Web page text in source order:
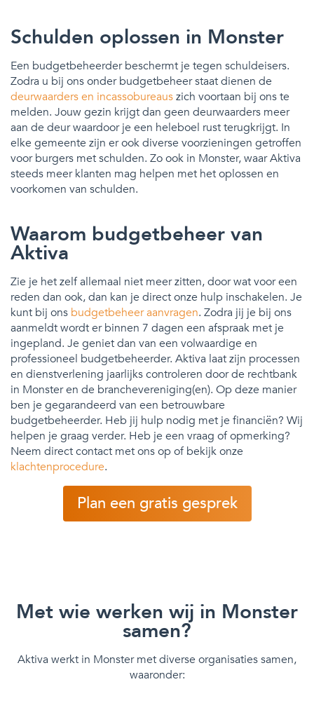
Schulden oplossen in Monster
Een budgetbeheerder beschermt je tegen schuldeisers.
Zodra u bij ons onder budgetbeheer staat dienen de
deurwaarders en incassobureauszich voortaan bij ons te
melden. Jouw gezin krijgt dan geen deurwaarders meer
aan de deur waardoor je een heleboel rust terugkrijgt. In
elke gemeente zijn er ook diverse voorzieningen getroffen
voor burgers met schulden. Zo ook in Monster, waar Aktiva
steeds meer klanten mag helpen met het oplossen en
voorkomen van schulden.
Waarom budgetbeheer van
Aktiva
Zie je het zelf allemaal niet meer zitten, door wat voor een
reden dan ook, dan kan je direct onze hulp inschakelen. Je
kunt bij ons budgetbeheer aanvragen. Zodra jij je bij ons
aanmeldt wordt er binnen 7 dagen een afspraak met je
ingepland. Je geniet dan van een volwaardige en
professioneel budgetbeheerder. Aktiva laat zijn processen
en dienstverlening jaarlijks controleren door de rechtbank
in Monster en de branchevereniging(en). Op deze manier
ben je gegarandeerd van een betrouwbare
budgetbeheerder. Heb jij hulp nodig met je financiën? Wij
helpen je graag verder. Heb je een vraag of opmerking?
Neem direct contact met ons op of bekijk onze
klachtenprocedure.
Plan een gratis gesprek
Met wie werken wij in Monster
samen?
Aktiva werkt in Monster met diverse organisaties samen,
waaronder: